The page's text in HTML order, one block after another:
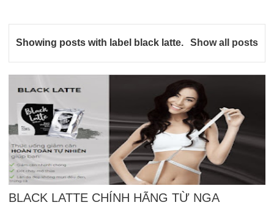
Showing posts with label black latte. Show all posts
BLACK LATTE CHÍNH HÃNG TỪ NGA